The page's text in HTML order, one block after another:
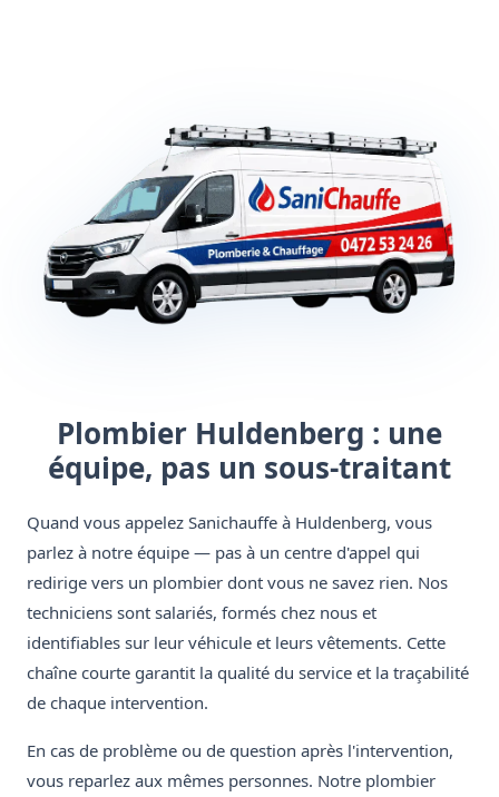
Plombier Huldenberg : une
équipe, pas un sous-traitant
Quand vous appelez Sanichauffe à Huldenberg, vous
parlez à notre équipe — pas à un centre d'appel qui
redirige vers un plombier dont vous ne savez rien. Nos
techniciens sont salariés, formés chez nous et
identifiables sur leur véhicule et leurs vêtements. Cette
chaîne courte garantit la qualité du service et la traçabilité
de chaque intervention.
En cas de problème ou de question après l'intervention,
vous reparlez aux mêmes personnes. Notre plombier